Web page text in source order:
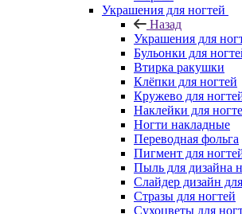
Украшения для ногтей
Назад
Украшения для
Бульонки для
Втирка ракушки
Клёпки для ногтей
Кружево для
Наклейки для
Ногти накладные
Переводная фольга
Пигмент для
Пыль для дизайна
Слайдер дизайн
Стразы для ногтей
Сухоцветы для